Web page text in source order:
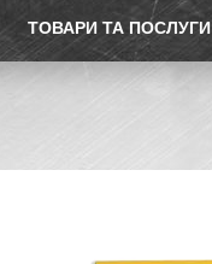
ТОВАРИ ТА ПОСЛУГИ